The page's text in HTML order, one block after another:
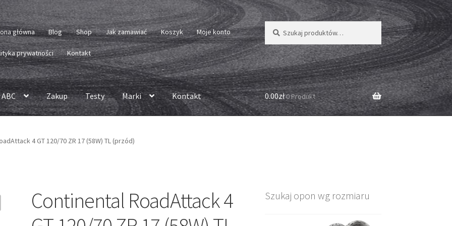
główna Blog Shop Jak zamawiać Koszyk Moje konto
prywatności Kontakt
Szukaj:
Szukaj
Zakup Testy Marki Kontakt 0.00zł0 Produkt
4 GT 120/70 ZR 17 (58W) TL (przód)
Continental RoadAttack 4
Szukaj opon wg rozmiaru